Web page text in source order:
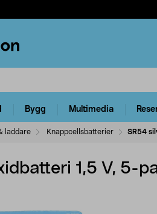
Bygg Multimedia
laddare Knappcellsbatterier SR54
1,5 V, 5-